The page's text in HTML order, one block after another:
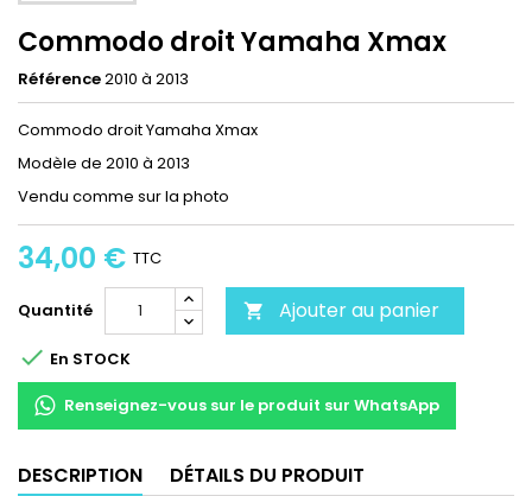
Commodo droit Yamaha Xmax
Référence2010 à 2013
Commodo droit Yamaha Xmax
Modèle de 2010 à 2013
Vendu comme sur la photo
34,00 € TTC
Quantité  Ajouter au panier
 En STOCK
Renseignez-vous sur le produit sur WhatsApp
DESCRIPTION DÉTAILS DU PRODUIT